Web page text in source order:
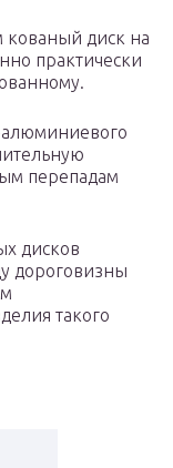
кованый диск на
практически
алюминиевого
перепадам
дисков
дороговизны
такого